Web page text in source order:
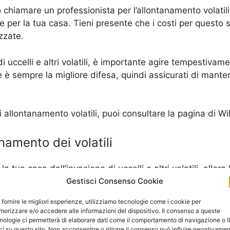
Gestisci Consenso Cookie
fornire le migliori esperienze, utilizziamo tecnologie come i cookie per
e/o accedere alle informazioni del dispositivo. Il consenso a queste
ci permetterà di elaborare dati come il comportamento di navigazione o
un professionista per l’allontanamento
per la tua casa. Tieni presente che i costi per questo
uccelli e altri volatili, è importante agire
sempre la migliore difesa, quindi assicurati di
volatili, puoi consultare la pagina di
dei volatili
tua casa dall’invasione di uccelli e altri volatili,
prodotti disponibili sul mercato che possono
dei volatili è il repellente ad ultrasuoni. Questo